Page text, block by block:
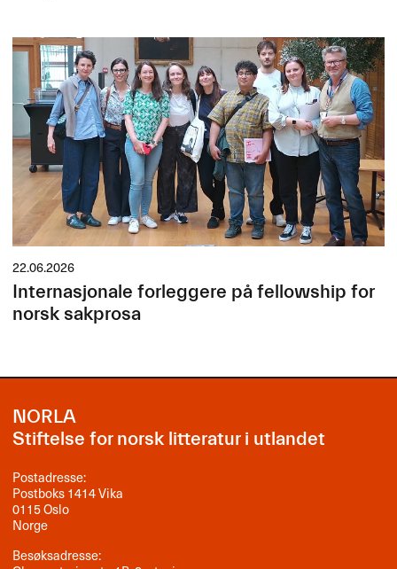
22.06.2026
Internasjonale forleggere på fellowship for
norsk sakprosa
NORLA
Stiftelse for norsk litteratur i utlandet
Postadresse:
Postboks 1414 Vika
0115 Oslo
Norge
Besøksadresse: